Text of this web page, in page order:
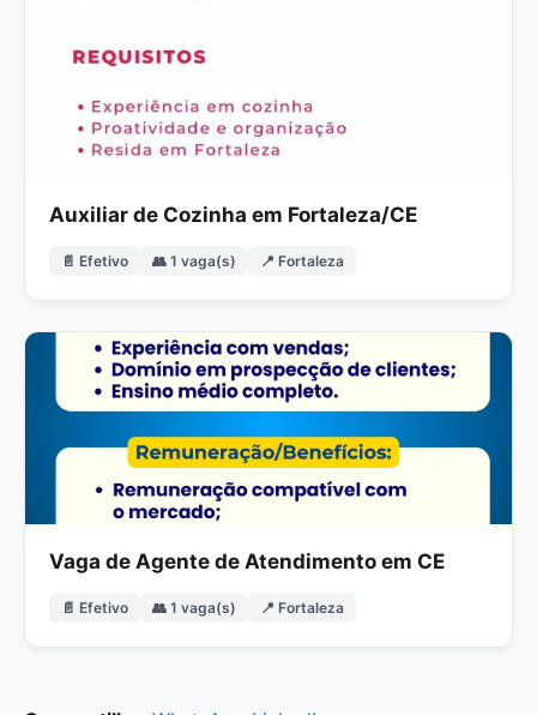
Auxiliar de Cozinha em Fortaleza/CE
📄 Efetivo 👥 1 vaga(s) 📍 Fortaleza
Vaga de Agente de Atendimento em CE
📄 Efetivo 👥 1 vaga(s) 📍 Fortaleza